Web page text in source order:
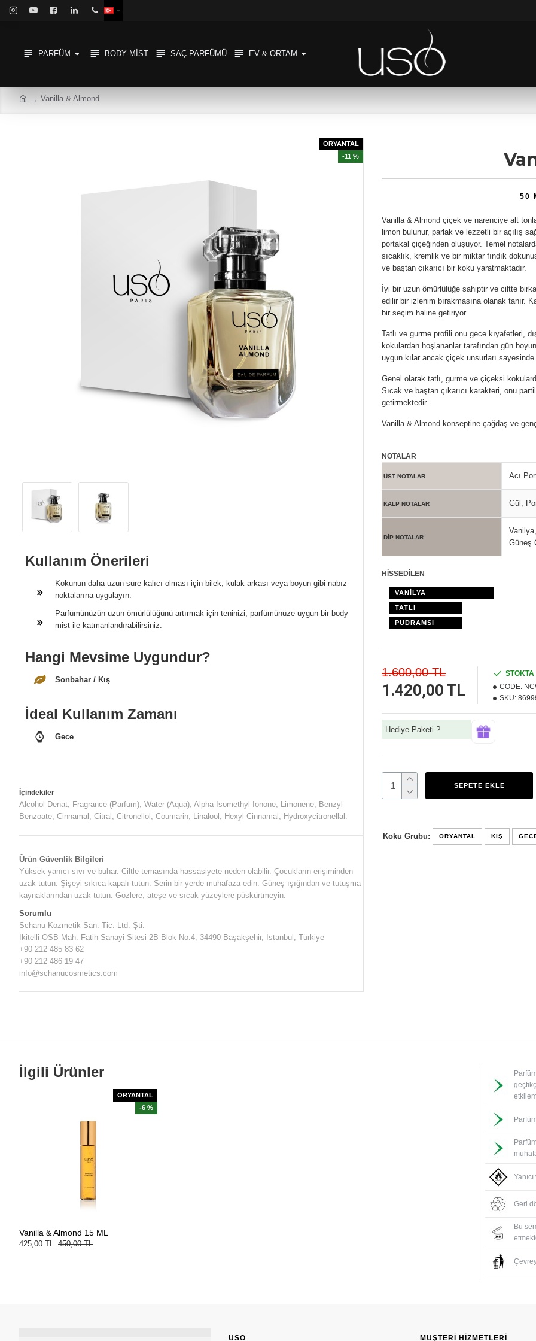
PARFÜM BODY MIST SAÇ PARFÜMÜ EV & ORTAM
Vanilla & Almond
ORYANTAL
-11 %
Kullanım Önerileri
Kokunun daha uzun süre kalıcı olması için bilek, kulak arkası veya boyun gibi nabız
noktalarına uygulayın.
Parfümünüzün uzun ömürlülüğünü artırmak için teninizi, parfümünüze uygun bir body
mist ile katmanlandırabilirsiniz.
Ürün Güvenlik Bilgileri
Yüksek yanıcı sıvı ve buhar. Ciltle temasında hassasiyete neden olabilir. Çocukların erişiminden
uzak tutun. Şişeyi sıkıca kapalı tutun. Serin bir yerde muhafaza edin. Güneş ışığından ve tutuşma
kaynaklarından uzak tutun. Gözlere, ateşe ve sıcak yüzeylere püskürtmeyin.
Sorumlu
Schanu Kozmetik San. Tic. Ltd. Şti.
İkitelli OSB Mah. Fatih Sanayi Sitesi 2B Blok No:4, 34490 Başakşehir, İstanbul, Türkiye
+90 212 485 83 62
+90 212 486 19 47
info@schanucosmetics.com
Hangi Mevsime Uygundur?
Sonbahar / Kış
İdeal Kullanım Zamanı
Gece
İçindekiler
Alcohol Denat, Fragrance (Parfum), Water (Aqua), Alpha-Isomethyl Ionone, Limonene, Benzyl
Benzoate, Cinnamal, Citral, Citronellol, Coumarin, Linalool, Hexyl Cinnamal, Hydroxycitronellal.
50
Vanilla & Almond çiçek ve narenciye alt
limon bulunur, parlak ve lezzetli bir açılış
portakal çiçeğinden oluşuyor. Temel
sıcaklık, kremlik ve bir miktar fındık
ve baştan çıkarıcı bir koku yaratmaktadır.
İyi bir uzun ömürlülüğe sahiptir ve ciltte
edilir bir izlenim bırakmasına olanak tanır.
bir seçim haline getiriyor.
Tatlı ve gurme profili onu gece kıyafetleri,
kokulardan hoşlananlar tarafından gün
uygun kılar ancak çiçek unsurları
Genel olarak tatlı, gurme ve çiçeksi
Sıcak ve baştan çıkarıcı karakteri, onu
getirmektedir.
Vanilla & Almond konseptine çağdaş ve
NOTALAR
ÜST NOTALAR Acı
KALP NOTALAR Gül,
DİP NOTALAR
Güneş
HİSSEDİLEN
VANİLYA
TATLI
PUDRAMSI
1.420,00 TL
1.600,00 TL
STOKTA
CODE:
SKU:
Hediye Paketi ?
SEPETE EKLE
Koku Grubu: ORYANTAL KIŞ
İlgili Ürünler
ORYANTAL
-6 %
Vanilla & Almond 15 ML
425,00 TL 450,00 TL
Geri
Bu
USO MÜŞTERI HIZMETLERI